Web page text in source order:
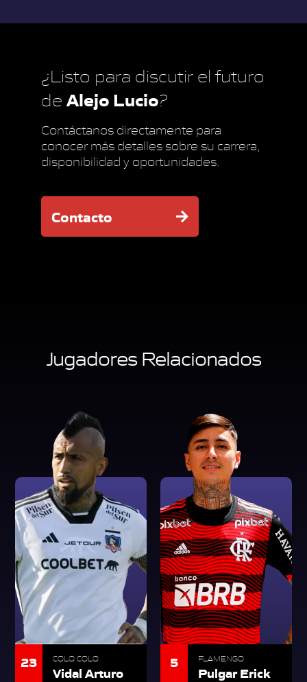
¿Listo para discutir el futuro
de Alejo Lucio?
Contáctanos directamente para
conocer más detalles sobre su carrera,
disponibilidad y oportunidades.
Contacto
Jugadores Relacionados
23 COLO COLO
Vidal Arturo
5 FLAMENGO
Pulgar Erick